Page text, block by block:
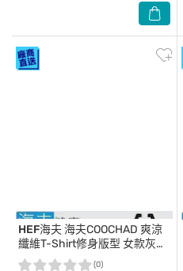
HEF海夫 海夫COOCHAD 爽涼
纖維T-Shirt修身版型 女款灰
(Cupro158-006)_M
(0)